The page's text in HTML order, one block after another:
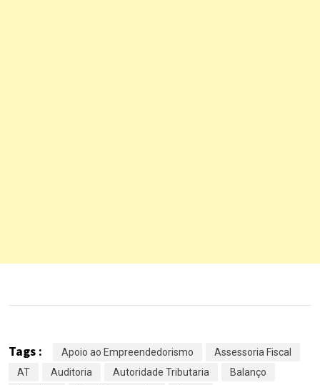
Tags : Apoio ao Empreendedorismo
Assessoria Fiscal
AT
Auditoria Autoridade Tributaria
Balanço